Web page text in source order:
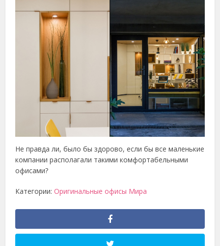
Не правда ли, было бы здорово, если бы все маленькие
компании располагали такими комфортабельными
офисами?
Категории:Оригинальные офисы Мира